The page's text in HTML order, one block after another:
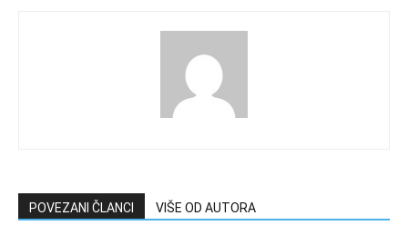
POVEZANI ČLANCI VIŠE OD AUTORA